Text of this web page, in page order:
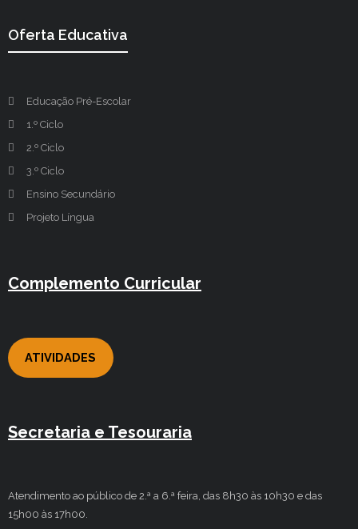
Oferta Educativa
Educação Pré-Escolar
1.º Ciclo
2.º Ciclo
3.º Ciclo
Ensino Secundário
Projeto Língua
Complemento Curricular
ATIVIDADES
Secretaria e Tesouraria
Atendimento ao público de 2.ª a 6.ª feira, das 8h30 às 10h30 e das
15h00 às 17h00.